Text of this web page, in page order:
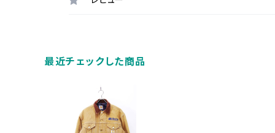
最近チェックした商品